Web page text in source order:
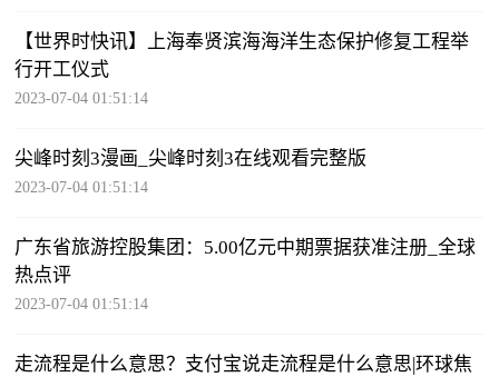
【世界时快讯】上海奉贤滨海海洋生态保护修复工程举
行开工仪式
2023-07-04 01:51:14
尖峰时刻3漫画_尖峰时刻3在线观看完整版
2023-07-04 01:51:14
广东省旅游控股集团：5.00亿元中期票据获准注册_全球
热点评
2023-07-04 01:51:14
走流程是什么意思？支付宝说走流程是什么意思|环球焦